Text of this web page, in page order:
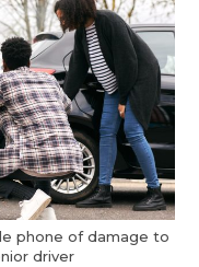
phone of damage to
driver